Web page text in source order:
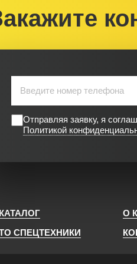
Отправляя заявку, я
Политикой
КАТАЛОГ
О
СПЕЦТЕХНИКИ